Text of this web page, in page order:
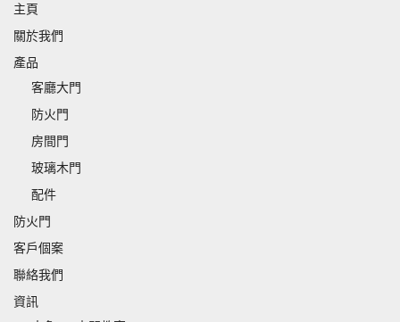
主頁
關於我們
產品
客廳大門
防火門
房間門
玻璃木門
配件
防火門
客戶個案
聯絡我們
資訊